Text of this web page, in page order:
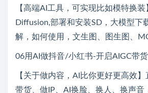
【高端AI工具，可实现比如模特换
Diffusion,部署和安装SD，大模型下
解，如何使用，文生图、图生图、
06用AI做抖音/小红书-开启AIGC带
【关于做内容，AI比你更好更高效
带货、做IP、AI换脸、换人、换声音